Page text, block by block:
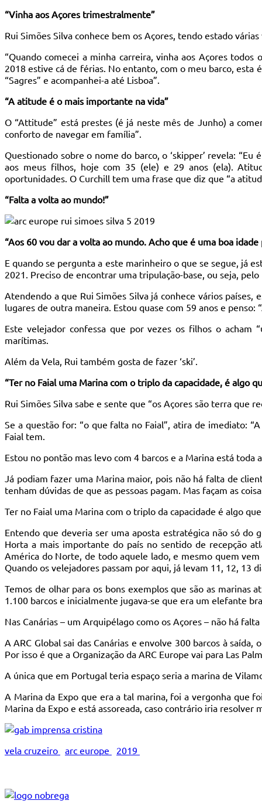
“Vinha aos Açores trimestralmente”
Rui Simões Silva conhece bem os Açores, tendo estado
“Quando comecei a minha carreira, vinha aos Açores
2018 estive cá de férias. No entanto, com o meu barco, esta
“Sagres” e acompanhei-a até Lisboa”.
“A atitude é o mais importante na vida”
O “Attitude” está prestes (é já neste mês de Junho) a
conforto de navegar em família”.
Questionado sobre o nome do barco, o ‘skipper’ revela:
aos meus filhos, hoje com 35 (ele) e 29 anos (ela).
oportunidades. O Curchill tem uma frase que diz que “a
“Falta a volta ao mundo!”
“Aos 60 vou dar a volta ao mundo. Acho que é uma boa idade
E quando se pergunta a este marinheiro o que se segue, já
2021. Preciso de encontrar uma tripulação-base, ou seja,
Atendendo a que Rui Simões Silva já conhece vários países,
lugares de outra maneira. Estou quase com 59 anos e
Este velejador confessa que por vezes os filhos o acham
marítimas.
Além da Vela, Rui também gosta de fazer ‘ski’.
“Ter no Faial uma Marina com o triplo da capacidade, é algo
Rui Simões Silva sabe e sente que “os Açores são terra que
Se a questão for: “o que falta no Faial”, atira de imediato:
Faial tem.
Estou no pontão mas levo com 4 barcos e a Marina está toda
Já podiam fazer uma Marina maior, pois não há falta de
tenham dúvidas de que as pessoas pagam. Mas façam as
Ter no Faial uma Marina com o triplo da capacidade é algo
Entendo que deveria ser uma aposta estratégica não só do
Horta a mais importante do país no sentido de recepção
América do Norte, de todo aquele lado, e mesmo quem
Quando os velejadores passam por aqui, já levam 11, 12, 13
Temos de olhar para os bons exemplos que são as marinas
1.100 barcos e inicialmente jugava-se que era um elefante
Nas Canárias – um Arquipélago como os Açores – não há
A ARC Global sai das Canárias e envolve 300 barcos à
Por isso é que a Organização da ARC Europe vai para Las
A única que em Portugal teria espaço seria a marina de
A Marina da Expo que era a tal marina, foi a vergonha que
Marina da Expo e está assoreada, caso contrário iria resolver
vela cruzeiro arc europe 2019